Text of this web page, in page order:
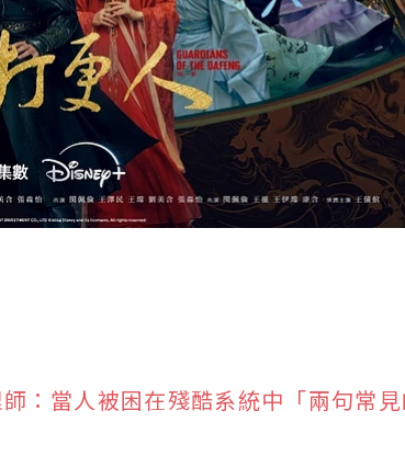
：當人被困在殘酷系統中「兩句常